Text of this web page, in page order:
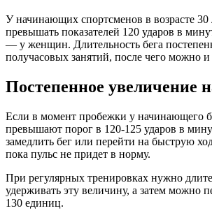
У начинающих спортсменов в возрасте 30
превышать показателей 120 ударов в
— у женщин. Длительность бега
получасовых занятий, после чего можно
Постепенное увеличение
Если в момент пробежки у начинающего
превышают порог в 120-125 ударов в
замедлить бег или перейти на быструю
пока пульс не придет в норму.
При регулярных тренировках нужно
удерживать эту величину, а затем можно
130 единиц.